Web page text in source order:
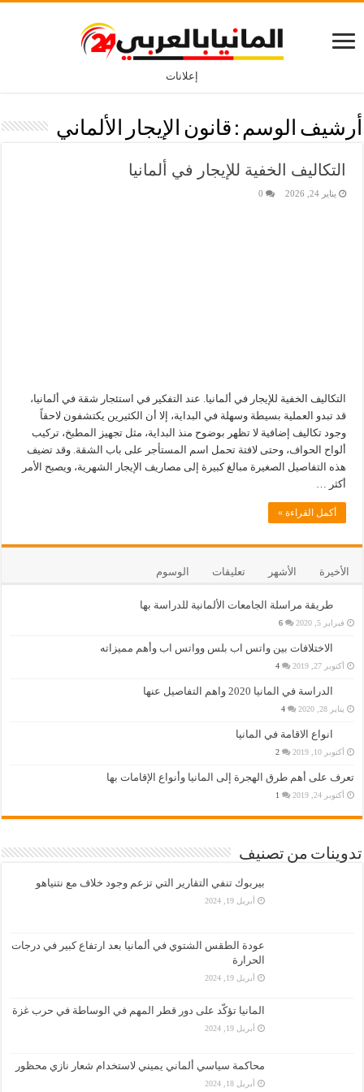
إعلانات
أرشيف الوسم : قانون الإيجار الألماني
التكاليف الخفية للإيجار في ألمانيا
يناير 24, 2026 0
التكاليف الخفية للإيجار في ألمانيا. عند التفكير في استئجار شقة في ألمانيا،
قد تبدو العملية بسيطة وسهلة في البداية، إلا أن الكثيرين يكتشفون لاحقاً
وجود تكاليف إضافية لا تظهر بوضوح منذ البداية، مثل تجهيز المطبخ، تركيب
ألواح الحواف، وحتى لافتة تحمل اسم المستأجر على باب الشقة. وقد تضيف
هذه التفاصيل الصغيرة مبالغ كبيرة إلى مصاريف الإيجار الشهرية، ويصبح الأمر
أكثر …
أكمل القراءة »
الأخيرة الأشهر تعليقات الوسوم
طريقة مراسلة الجامعات الألمانية للدراسة بها
فبراير 5, 2020 6
الاختلافات بين واتس اب بلس وواتس اب وأهم مميزاته
أكتوبر 27, 2019 4
الدراسة في المانيا 2020 واهم التفاصيل عنها
يناير 28, 2020 4
انواع الاقامة في المانيا
أكتوبر 10, 2019 2
تعرف على أهم طرق الهجرة إلى المانيا وأنواع الإقامات بها
أكتوبر 24, 2019 1
تدوينات من تصنيف
بيربوك تنفي التقارير التي تزعم وجود خلاف مع نتنياهو
أبريل 19, 2024
عودة الطقس الشتوي في ألمانيا بعد ارتفاع كبير في درجات
الحرارة
أبريل 19, 2024
المانيا تؤكّد على دور قطر المهم في الوساطة في حرب غزة
أبريل 19, 2024
محاكمة سياسي ألماني يميني لاستخدام شعار نازي محظور
أبريل 18, 2024